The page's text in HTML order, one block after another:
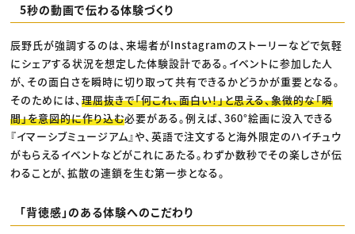
5秒の動画で伝わる体験づくり
辰野氏が強調するのは、来場者がInstagramのストーリーなどで気軽
にシェアする状況を想定した体験設計である。イベントに参加した人
が、その面白さを瞬時に切り取って共有できるかどうかが重要となる。
そのためには、理屈抜きで「何これ、面白い！」と思える、象徴的な「瞬
間」を意図的に作り込む必要がある。例えば、360°絵画に没入できる
『イマーシブミュージアム』や、英語で注文すると海外限定のハイチュウ
がもらえるイベントなどがこれにあたる。わずか数秒でその楽しさが伝
わることが、拡散の連鎖を生む第一歩となる。
「背徳感」のある体験へのこだわり